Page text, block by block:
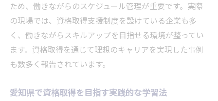
ため、働きながらのスケジュール管理が重要です。実際
の現場では、資格取得支援制度を設けている企業も多
く、働きながらスキルアップを目指せる環境が整ってい
ます。資格取得を通じて理想のキャリアを実現した事例
も数多く報告されています。
愛知県で資格取得を目指す実践的な学習法